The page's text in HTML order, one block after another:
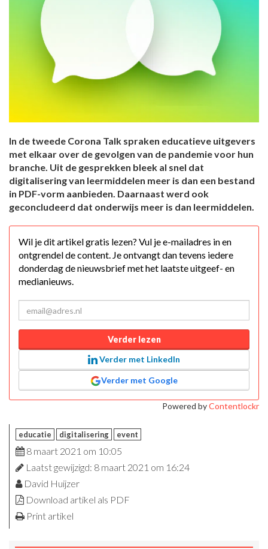
In de tweede Corona Talk spraken educatieve uitgevers
met elkaar over de gevolgen van de pandemie voor hun
branche. Uit de gesprekken bleek al snel dat
digitalisering van leermiddelen meer is dan een bestand
in PDF-vorm aanbieden. Daarnaast werd ook
geconcludeerd dat onderwijs meer is dan leermiddelen.
Wil je dit artikel gratis lezen? Vul je e-mailadres in en
ontgrendel de content. Je ontvangt dan tevens iedere
donderdag de nieuwsbrief met het laatste uitgeef- en
medianieuws.
Verder lezen
Verder met LinkedIn
Verder met Google
Powered byContentlockr
educatie digitalisering event
8 maart 2021 om 10:05
Laatst gewijzigd: 8 maart 2021 om 16:24
David Huijzer
Download artikel als PDF
Print artikel